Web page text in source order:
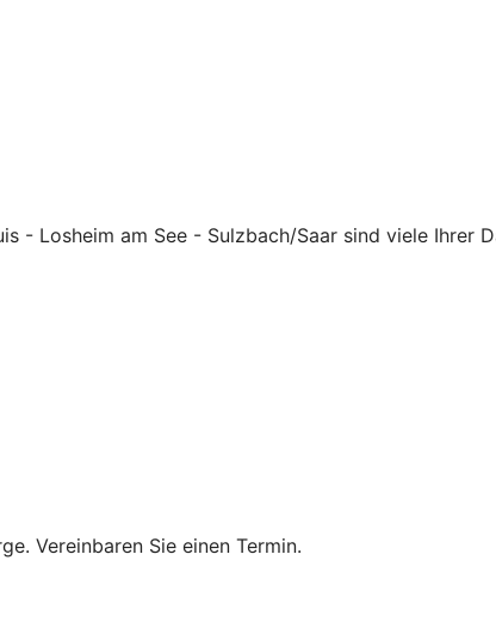
- Losheim am See - Sulzbach/Saar sind viele Ihrer
Vereinbaren Sie einen Termin.